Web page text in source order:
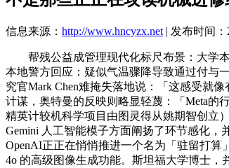
信息来源： http://www.hncyzx.net | 发布时间：
帮残公益成管理现代化标尺布景：大学本
本地警方回应：疑似气温骤降导致通过付与
究官Mark Chen难掩失落地说：「这感受就
计谋，奥特曼的反映则略显轻蔑：「Meta的
精英计较机科学项目由图灵得从姚期智创立
Gemini 人工智能模子方面阐扬了环节感化，
OpenAI正正在悄悄推进一个名为「驻留打算
4o 的高级图像生成功能。斯坦福大学博士，